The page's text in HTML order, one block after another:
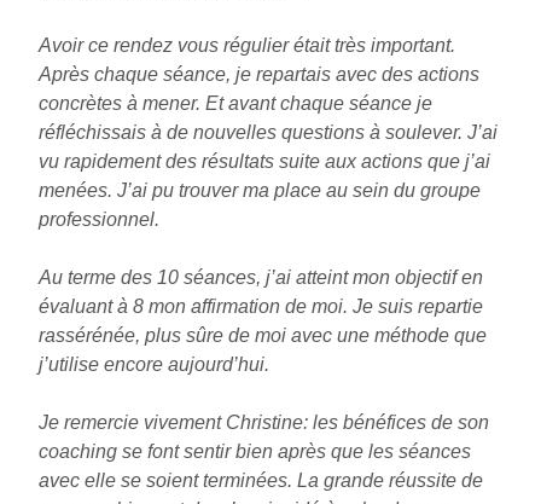
Avoir ce rendez vous régulier était très important.
Après chaque séance, je repartais avec des actions
concrètes à mener. Et avant chaque séance je
réfléchissais à de nouvelles questions à soulever. J’ai
vu rapidement des résultats suite aux actions que j’ai
menées. J’ai pu trouver ma place au sein du groupe
professionnel.
Au terme des 10 séances, j’ai atteint mon objectif en
évaluant à 8 mon affirmation de moi. Je suis repartie
rassérénée, plus sûre de moi avec une méthode que
j’utilise encore aujourd’hui.
Je remercie vivement Christine: les bénéfices de son
coaching se font sentir bien après que les séances
avec elle se soient terminées. La grande réussite de